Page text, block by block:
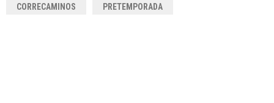
CORRECAMINOS PRETEMPORADA